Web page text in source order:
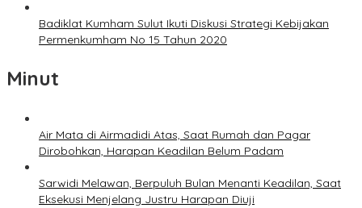
Badiklat Kumham Sulut Ikuti Diskusi Strategi Kebijakan
Permenkumham No 15 Tahun 2020
Minut
Air Mata di Airmadidi Atas, Saat Rumah dan Pagar
Dirobohkan, Harapan Keadilan Belum Padam
Sarwidi Melawan, Berpuluh Bulan Menanti Keadilan, Saat
Eksekusi Menjelang Justru Harapan Diuji